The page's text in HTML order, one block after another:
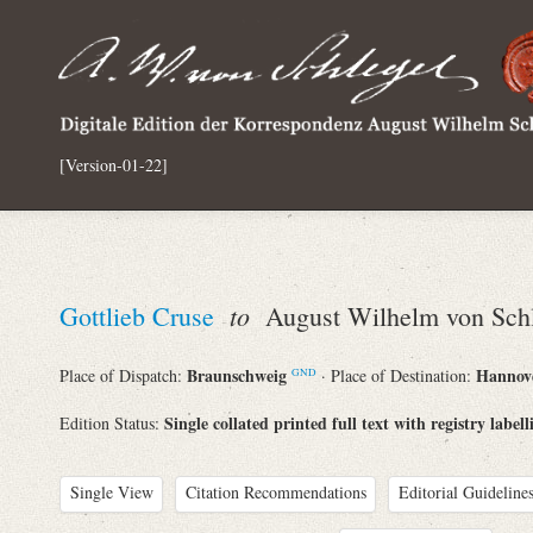
[Version-01-22]
Gottlieb Cruse to August Wilhelm von
Place of Dispatch: Braunschweig GND · Place of Destination:
Edition Status: Single collated printed full text with registry
Single View Citation Recommendations Editorial